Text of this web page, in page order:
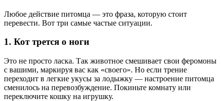
Любое действие питомца — это фраза, которую стоит
перевести. Вот три самые частые ситуации.
1. Кот трется о ноги
Это не просто ласка. Так животное смешивает свои феромоны
с вашими, маркируя вас как «своего». Но если трение
переходит в легкие укусы за лодыжку — настроение питомца
сменилось на перевозбуждение. Покиньте комнату или
переключите кошку на игрушку.